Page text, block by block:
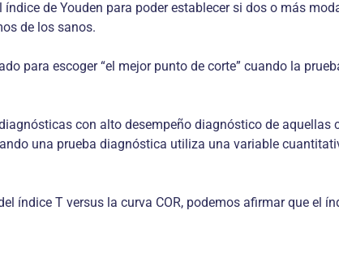
de Youden para poder establecer si dos o más
de los sanos.
para escoger “el mejor punto de corte” cuando la
con alto desempeño diagnóstico de aquellas
una prueba diagnóstica utiliza una variable
índice T versus la curva COR, podemos afirmar que el